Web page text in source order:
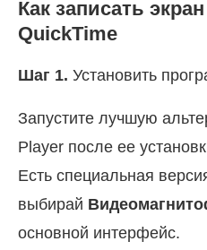
Как записать
QuickTime
Шаг 1. Установить
Запустите лучшую
Player после ее
Есть специальная
выбирай
основной интерфейс.